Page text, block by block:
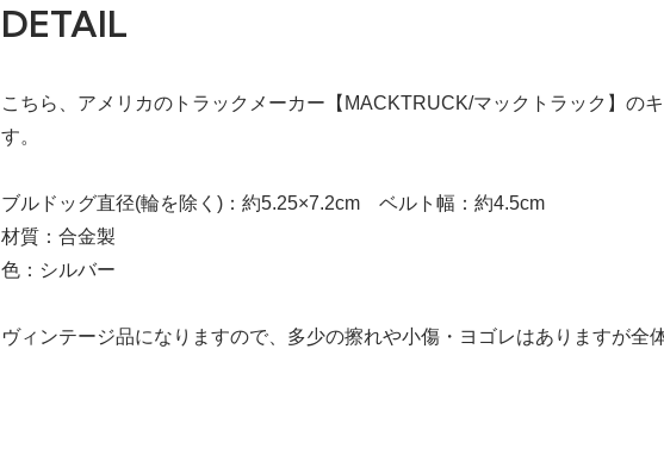
DETAIL
こちら、アメリカのトラックメーカー【MACKTRUCK/マックトラック】の
す。
ブルドッグ直径(輪を除く)：約5.25×7.2cm ベルト幅：約4.5cm
材質：合金製
色：シルバー
ヴィンテージ品になりますので、多少の擦れや小傷・ヨゴレはありますが全